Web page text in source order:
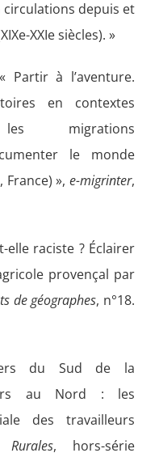
circulations depuis et
XXIe siècles). »
Partir à l’aventure.
en contextes
migrations
le monde
France) »,e-migrinter,
elle raciste ? Éclairer
provençal par
de géographes, n°18.
du Sud de la
au Nord : les
des travailleurs
Rurales, hors-série